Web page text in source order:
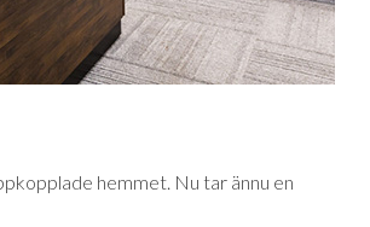
hemmet. Nu tar ännu en